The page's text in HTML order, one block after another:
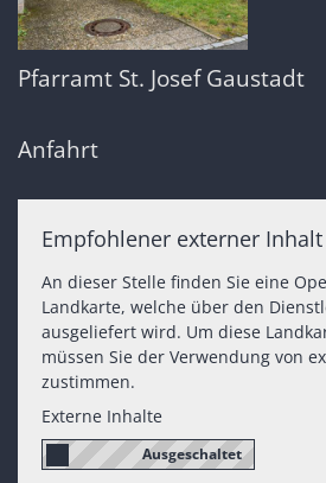
Pfarramt St. Josef Gaustadt
Anfahrt
Empfohlener externer Inhalt
An dieser Stelle finden Sie eine
Landkarte, welche über den
ausgeliefert wird. Um diese
müssen Sie der Verwendung von
zustimmen.
Externe Inhalte